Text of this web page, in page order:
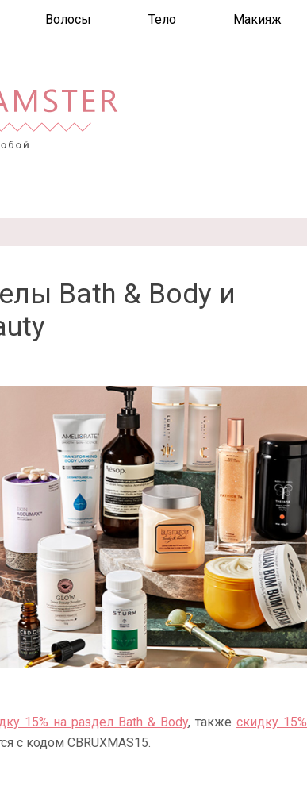
Волосы Тело Макияж
Bath & Body и
15% на раздел Bath & Body, также скидку 15%
с кодом CBRUXMAS15.